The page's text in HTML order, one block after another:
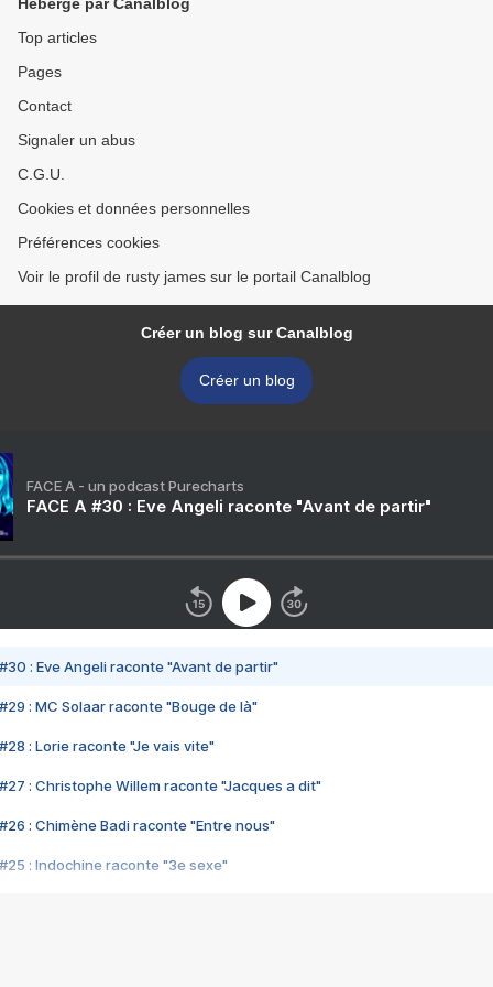
Top articles
Pages
Contact
Signaler un abus
C.G.U.
Cookies et données personnelles
Préférences cookies
Voir le profil de rusty james sur le portail Canalblog
Créer un blog sur Canalblog
Créer un blog
FACE A - un podcast Purecharts
FACE A #30 : Eve Angeli raconte "Avant de partir"
#30 : Eve Angeli raconte "Avant de partir"
#29 : MC Solaar raconte "Bouge de là"
#28 : Lorie raconte "Je vais vite"
#27 : Christophe Willem raconte "Jacques a dit"
#26 : Chimène Badi raconte "Entre nous"
#25 : Indochine raconte "3e sexe"